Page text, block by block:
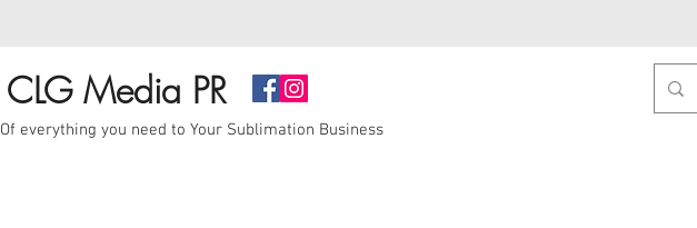
CLG Media PR
Of everything you need to Your Sublimation Business